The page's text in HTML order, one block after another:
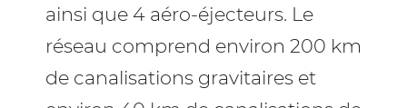
ainsi que 4 aéro-éjecteurs. Le
réseau comprend environ 200 km
de canalisations gravitaires et